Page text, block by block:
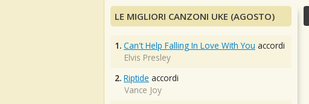
LE MIGLIORI CANZONI UKE (AGOSTO)
1. Can't Help Falling In Love With You accordi
Elvis Presley
2. Riptide accordi
Vance Joy